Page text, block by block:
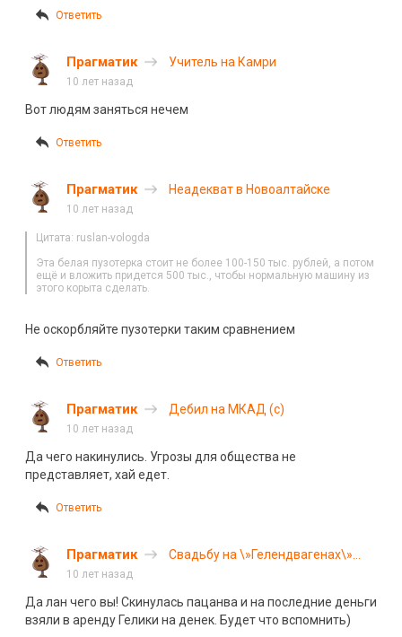
Ответить
Прагматик Учитель на Камри
10 лет назад
Вот людям заняться нечем
Ответить
Прагматик Неадекват в Новоалтайске
10 лет назад
Цитата: ruslan-vologda
Эта белая пузотерка стоит не более 100-150 тыс. рублей, а потом
ещё и вложить придется 500 тыс., чтобы нормальную машину из
этого корыта сделать.
Не оскорбляйте пузотерки таким сравнением
Ответить
Прагматик Дебил на МКАД (с)
10 лет назад
Да чего накинулись. Угрозы для общества не
представляет, хай едет.
Ответить
Прагматик
Свадьбу на \»Гелендвагенах\»
10 лет назад
Да лан чего вы! Скинулась пацанва и на последние деньги
взяли в аренду Гелики на денек. Будет что вспомнить)